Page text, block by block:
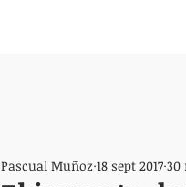
Pascual Muñoz 18 sept 2017 30